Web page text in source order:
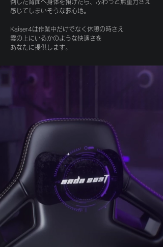
倒した背面へ身体を預けたら、ふわっと無重力さえ
感じてしまいそうな夢心地。
Kaiser4は作業中だけでなく休憩の時さえ
雲の上にいるかのような快適さを
​あなたに提供します。